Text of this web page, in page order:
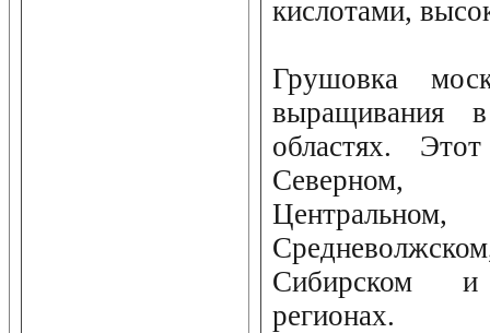
кислотами,
Грушовка
областях.
Северном,
Сибирском и
регионах.